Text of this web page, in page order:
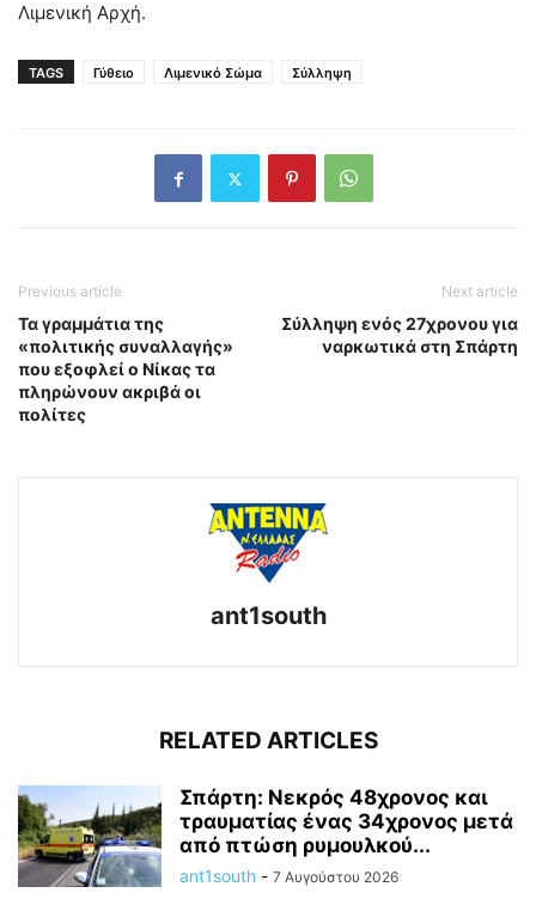
Λιμενική Αρχή.
TAGS Γύθειο Λιμενικό Σώμα Σύλληψη
Previous article
Τα γραμμάτια της
«πολιτικής συναλλαγής»
που εξοφλεί ο Νίκας τα
πληρώνουν ακριβά οι
πολίτες
Next article
Σύλληψη ενός 27χρονου για
ναρκωτικά στη Σπάρτη
ant1south
RELATED ARTICLES
Σπάρτη: Νεκρός 48χρονος και
τραυματίας ένας 34χρονος μετά
από πτώση ρυμουλκού...
ant1south - 7 Αυγούστου 2026